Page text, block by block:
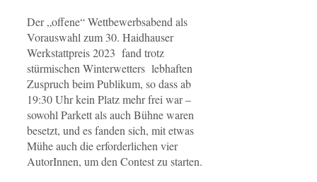
Der „offene“ Wettbewerbsabend als
Vorauswahl zum 30. Haidhauser
Werkstattpreis 2023 fand trotz
stürmischen Winterwetters lebhaften
Zuspruch beim Publikum, so dass ab
19:30 Uhr kein Platz mehr frei war –
sowohl Parkett als auch Bühne waren
besetzt, und es fanden sich, mit etwas
Mühe auch die erforderlichen vier
AutorInnen, um den Contest zu starten.